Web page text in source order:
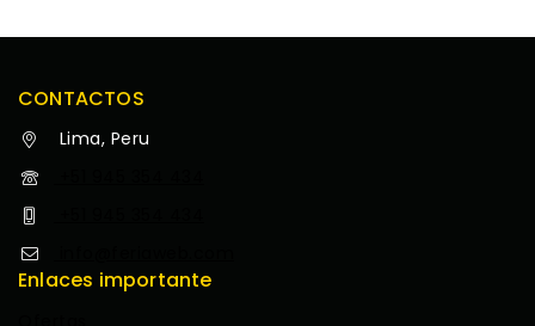
CONTACTOS
Lima, Peru
Enlaces importante